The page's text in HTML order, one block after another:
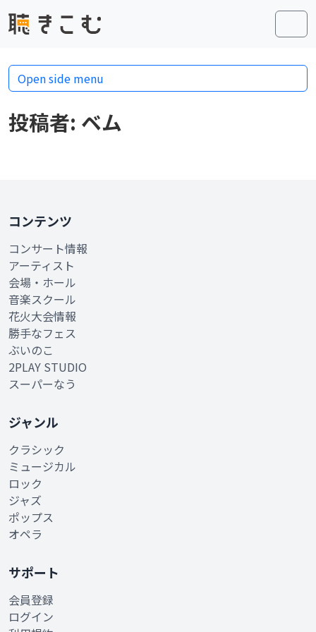
投稿者: ベム
Open side menu
コンテンツ
コンサート情報
アーティスト
会場・ホール
音楽スクール
花火大会情報
勝手なフェス
ぶいのこ
2PLAY STUDIO
スーパーなう
ジャンル
クラシック
ミュージカル
ロック
ジャズ
ポップス
オペラ
サポート
会員登録
ログイン